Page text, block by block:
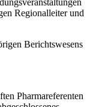
Regionalleiter und
Berichtswesens
Pharmareferenten